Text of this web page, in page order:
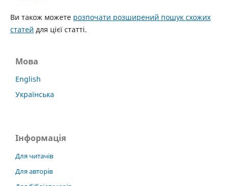
Ви також можете розпочати розширений пошук схожих
статей для цієї статті.
Мова
English
Українська
Інформація
Для читачів
Для авторів